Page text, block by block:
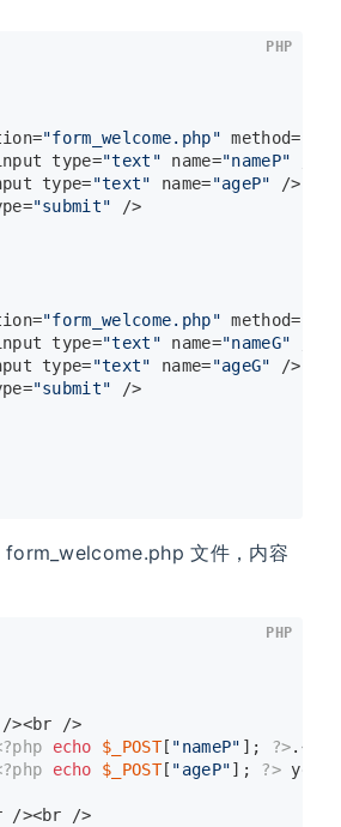
"form_welcome.php" method=
type="text" name="nameP"
type="text" name="ageP" />
"submit" />
"form_welcome.php" method=
type="text" name="nameG"
type="text" name="ageG" />
"submit" />
PHP
form_welcome.php 文件，内容
/><br />
echo $_POST[ "nameP" ]; ?>.<br
echo $_POST[ "ageP"]; ?>
/><br />
PHP